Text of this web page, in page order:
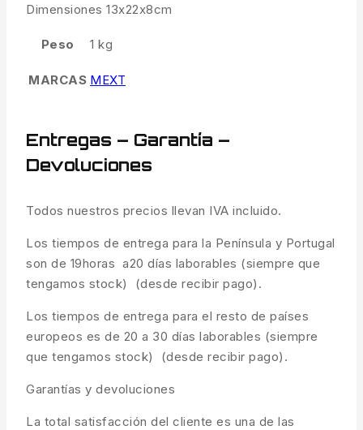
Dimensiones 13x22x8cm
Peso 1 kg
MARCAS MEXT
Entregas – Garantía –
Devoluciones
Todos nuestros precios llevan IVA incluido.
Los tiempos de entrega para la Península y Portugal
son de 19horas a20 días laborables (siempre que
tengamos stock) (desde recibir pago).
Los tiempos de entrega para el resto de países
europeos es de 20 a 30 días laborables (siempre
que tengamos stock) (desde recibir pago).
Garantías y devoluciones
La total satisfacción del cliente es una de las